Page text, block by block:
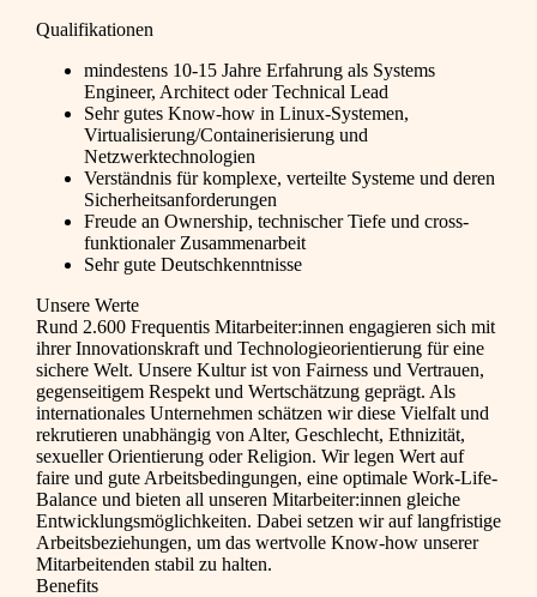
Qualifikationen
mindestens 10-15 Jahre Erfahrung als Systems
Engineer, Architect oder Technical Lead
Sehr gutes Know-how in Linux-Systemen,
Virtualisierung/Containerisierung und
Netzwerktechnologien
Verständnis für komplexe, verteilte Systeme und deren
Sicherheitsanforderungen
Freude an Ownership, technischer Tiefe und cross-
funktionaler Zusammenarbeit
Sehr gute Deutschkenntnisse
Unsere Werte
Rund 2.600 Frequentis Mitarbeiter:innen engagieren sich mit
ihrer Innovationskraft und Technologieorientierung für eine
sichere Welt. Unsere Kultur ist von Fairness und Vertrauen,
gegenseitigem Respekt und Wertschätzung geprägt. Als
internationales Unternehmen schätzen wir diese Vielfalt und
rekrutieren unabhängig von Alter, Geschlecht, Ethnizität,
sexueller Orientierung oder Religion. Wir legen Wert auf
faire und gute Arbeitsbedingungen, eine optimale Work-Life-
Balance und bieten all unseren Mitarbeiter:innen gleiche
Entwicklungsmöglichkeiten. Dabei setzen wir auf langfristige
Arbeitsbeziehungen, um das wertvolle Know-how unserer
Mitarbeitenden stabil zu halten.
Benefits